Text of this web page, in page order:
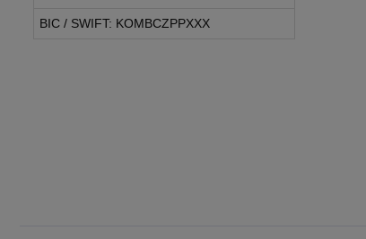
BIC / SWIFT: KOMBCZPPXXX